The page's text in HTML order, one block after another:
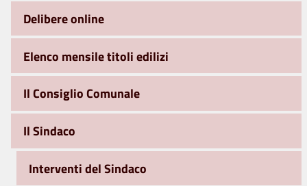
Delibere online
Elenco mensile titoli edilizi
Il Consiglio Comunale
Il Sindaco
Interventi del Sindaco